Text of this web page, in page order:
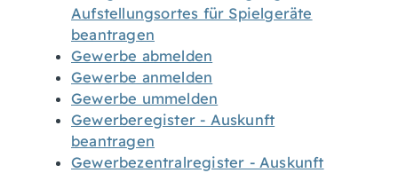
Aufstellungsortes für Spielgeräte
beantragen
Gewerbe abmelden
Gewerbe anmelden
Gewerbe ummelden
Gewerberegister - Auskunft
beantragen
Gewerbezentralregister - Auskunft